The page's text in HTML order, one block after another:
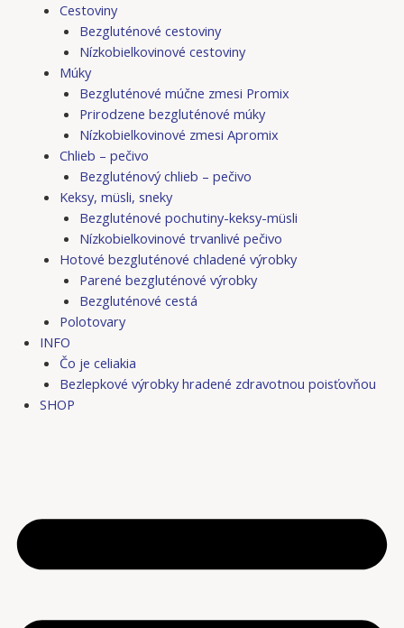
Cestoviny
Bezgluténové cestoviny
Nízkobielkovinové cestoviny
Múky
Bezgluténové múčne zmesi Promix
Prirodzene bezgluténové múky
Nízkobielkovinové zmesi Apromix
Chlieb – pečivo
Bezgluténový chlieb – pečivo
Keksy, müsli, sneky
Bezgluténové pochutiny-keksy-müsli
Nízkobielkovinové trvanlivé pečivo
Hotové bezgluténové chladené výrobky
Parené bezgluténové výrobky
Bezgluténové cestá
Polotovary
INFO
Čo je celiakia
Bezlepkové výrobky hradené zdravotnou poisťovňou
SHOP